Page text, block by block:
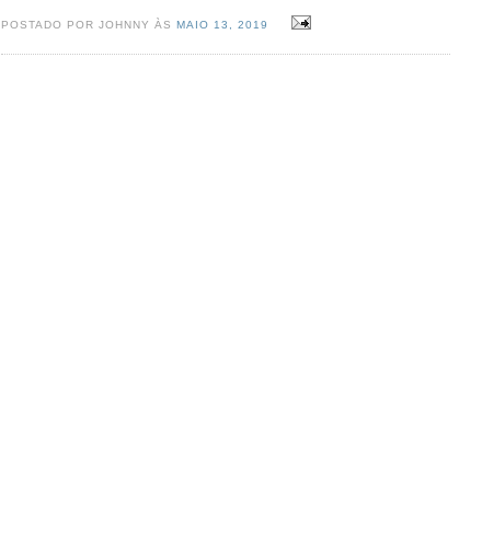
POSTADO POR JOHNNY ÀSMAIO 13, 2019